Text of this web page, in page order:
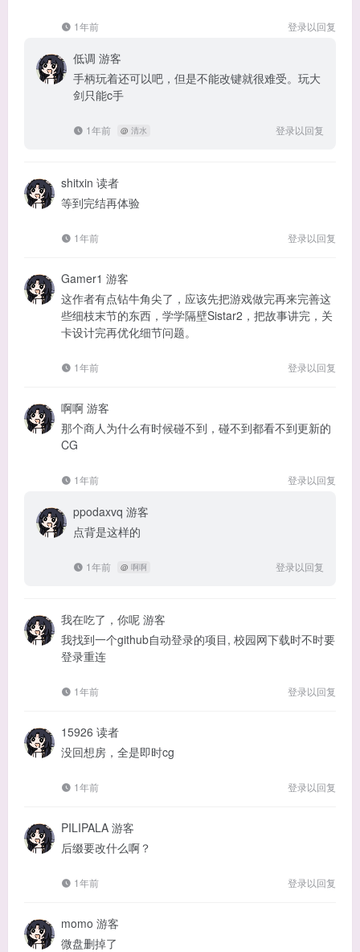
1年前 登录以回复
低调 游客
手柄玩着还可以吧，但是不能改键就很难受。玩大
剑只能c手
1年前 @ 清水 登录以回复
shitxin 读者
等到完结再体验
1年前 登录以回复
Gamer1 游客
这作者有点钻牛角尖了，应该先把游戏做完再来完善这
些细枝末节的东西，学学隔壁Sistar2，把故事讲完，关
卡设计完再优化细节问题。
1年前 登录以回复
啊啊 游客
那个商人为什么有时候碰不到，碰不到都看不到更新的
CG
1年前 登录以回复
ppodaxvq 游客
点背是这样的
1年前 @ 啊啊 登录以回复
我在吃了，你呢 游客
我找到一个github自动登录的项目, 校园网下载时不时要
登录重连
1年前 登录以回复
15926 读者
没回想房，全是即时cg
1年前 登录以回复
PILIPALA 游客
后缀要改什么啊？
1年前 登录以回复
momo 游客
微盘删掉了